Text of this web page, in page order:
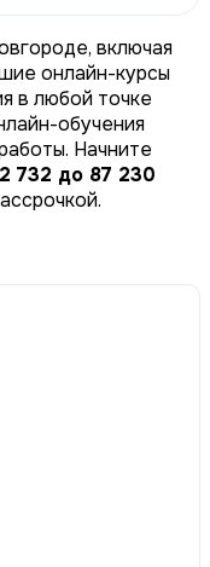
включая
онлайн-курсы
в любой точке
обучения
Начните
732 до 87 230